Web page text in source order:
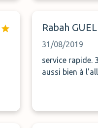
Rabah
31/08/2019
service rapide.
aussi bien à